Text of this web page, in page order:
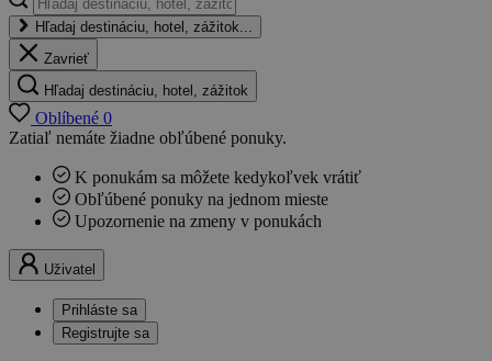
Hľadaj destináciu, hotel, zážitok...
Zavrieť
Hľadaj destináciu, hotel, zážitok
Oblíbené 0
Zatiaľ nemáte žiadne obľúbené ponuky.
K ponukám sa môžete kedykoľvek vrátiť
Obľúbené ponuky na jednom mieste
Upozornenie na zmeny v ponukách
Uživatel
Prihláste sa
Registrujte sa